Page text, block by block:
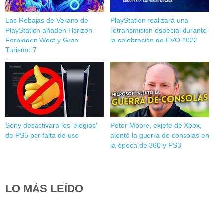
Las Rebajas de Verano de
PlayStation añaden Horizon
Forbidden West y Gran
Turismo 7
PlayStation realizará una
retransmisión especial durante
la celebración de EVO 2022
Sony desactivará los 'elogios'
de PS5 por falta de uso
Peter Moore, exjefe de Xbox,
alentó la guerra de consolas en
la época de 360 y PS3
LO MÁS LEÍDO